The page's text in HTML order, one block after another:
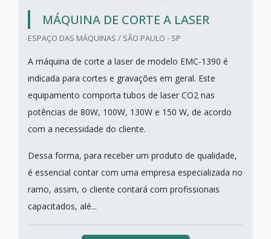
MÁQUINA DE CORTE A LASER
ESPAÇO DAS MÁQUINAS / SÃO PAULO - SP
A máquina de corte a laser de modelo EMC-1390 é
indicada para cortes e gravações em geral. Este
equipamento comporta tubos de laser CO2 nas
potências de 80W, 100W, 130W e 150 W, de acordo
com a necessidade do cliente.
Dessa forma, para receber um produto de qualidade,
é essencial contar com uma empresa especializada no
ramo, assim, o cliente contará com profissionais
capacitados, alé...